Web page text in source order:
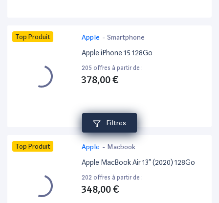
Filtres
Top Produit Apple - Smartphone
Apple iPhone 15 128Go
205 offres à partir de :
378,00 €
Top Produit Apple - Macbook
Apple MacBook Air 13” (2020) 128Go
202 offres à partir de :
348,00 €